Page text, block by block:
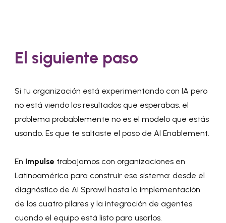
El siguiente paso
Si tu organización está experimentando con IA pero
no está viendo los resultados que esperabas, el
problema probablemente no es el modelo que estás
usando. Es que te saltaste el paso de AI Enablement.
En Impulse trabajamos con organizaciones en
Latinoamérica para construir ese sistema: desde el
diagnóstico de AI Sprawl hasta la implementación
de los cuatro pilares y la integración de agentes
cuando el equipo está listo para usarlos.